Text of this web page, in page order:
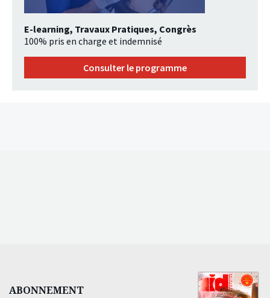
E-learning, Travaux Pratiques, Congrès
100% pris en charge et indemnisé
Consulter le programme
ABONNEMENT